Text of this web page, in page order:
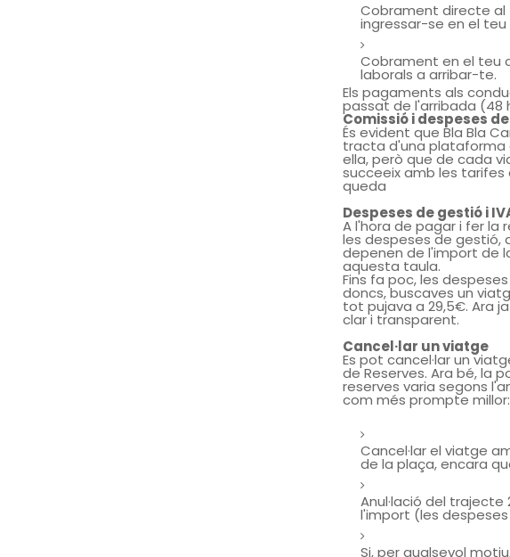
Cobrament directe al
ingressar-se en el
Cobrament en el teu
laborals a arribar-te.
Els pagaments als
passat de l'arribada (48
Comissió i despeses
És evident que Bla Bla
tracta d'una plataforma
ella, però que de cada
succeeix amb les tarifes
queda
Despeses de gestió i
A l'hora de pagar i fer la
les despeses de gestió,
depenen de l'import de
aquesta taula.
Fins fa poc, les
doncs, buscaves un
tot pujava a 29,5€. Ara
clar i transparent.
Cancel·lar un viatge
Es pot cancel·lar un
de Reserves. Ara bé, la
reserves varia segons
com més prompte millor:
Cancel·lar el viatge
de la plaça, encara
Anul·lació del
l'import (les
Si, per qualsevol